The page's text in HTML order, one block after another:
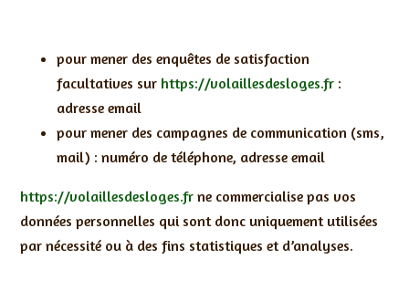
pour mener des enquêtes de satisfaction
facultatives sur https://volaillesdesloges.fr:
adresse email
pour mener des campagnes de communication (sms,
mail) : numéro de téléphone, adresse email
https://volaillesdesloges.frne commercialise pas vos
données personnelles qui sont donc uniquement utilisées
par nécessité ou à des fins statistiques et d’analyses.